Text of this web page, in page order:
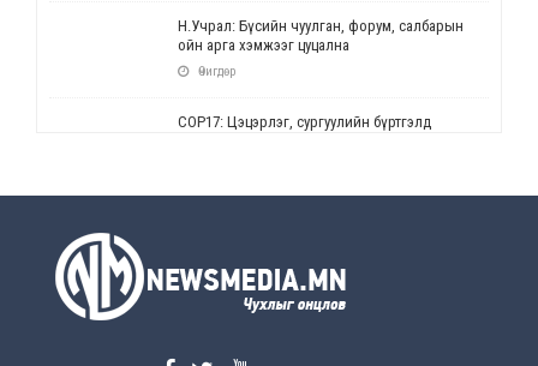
Н.Учрал: Бүсийн чуулган, форум, салбарын
ойн арга хэмжээг цуцална
Өчигдөр
СОР17: Цэцэрлэг, сургуулийн бүртгэлд
Өчигдөр
Өчигдөр